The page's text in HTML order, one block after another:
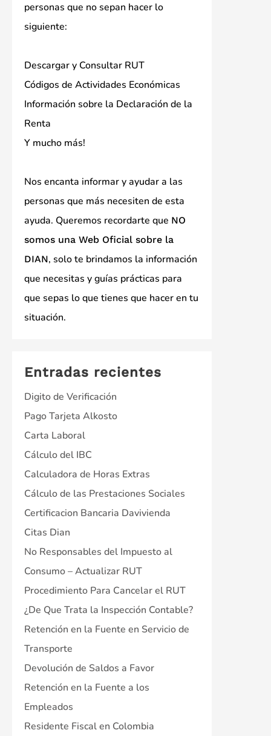
personas que no sepan hacer lo
siguiente:
Descargar y Consultar RUT
Códigos de Actividades Económicas
Información sobre la Declaración de la
Renta
Y mucho más!
Nos encanta informar y ayudar a las
personas que más necesiten de esta
ayuda. Queremos recordarte que NO
somos una Web Oficial sobre la
DIAN, solo te brindamos la información
que necesitas y guías prácticas para
que sepas lo que tienes que hacer en tu
situación.
Entradas recientes
Digito de Verificación
Pago Tarjeta Alkosto
Carta Laboral
Cálculo del IBC
Calculadora de Horas Extras
Cálculo de las Prestaciones Sociales
Certificacion Bancaria Davivienda
Citas Dian
No Responsables del Impuesto al
Consumo – Actualizar RUT
Procedimiento Para Cancelar el RUT
¿De Que Trata la Inspección Contable?
Retención en la Fuente en Servicio de
Transporte
Devolución de Saldos a Favor
Retención en la Fuente a los
Empleados
Residente Fiscal en Colombia